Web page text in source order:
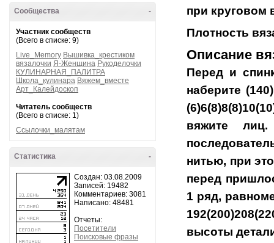
-
Сообщества
Участник сообществ
(Всего в списке: 9)
Live_Memory Вышивка_крестиком
вязалочки Я-Женщина Рукоделочки
КУЛИНАРНАЯ_ПАЛИТРА
Школа_кулинара Вяжем_вместе
Арт_Калейдоскоп
Читатель сообществ
(Всего в списке: 1)
Ссылочки_малятам
-
Статистика
Создан: 03.08.2009
Записей: 19482
Комментариев: 3081
Написано: 48481
Отчеты:
Посетители
Поисковые фразы
при круговом
Плотность
Описание
Перед и
наберите
вяжите
нитью, при
перед
1 ряд,
высоты